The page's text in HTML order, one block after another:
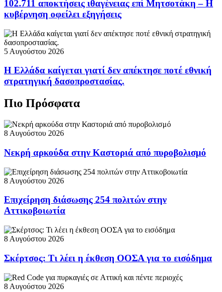
102.711 αποκτήσεις ιθαγένειας επί Μητσοτάκη – Η
κυβέρνηση οφείλει εξηγήσεις
5 Αυγούστου 2026
Η Ελλάδα καίγεται γιατί δεν απέκτησε ποτέ εθνική
στρατηγική δασοπροστασίας.
Πιο Πρόσφατα
8 Αυγούστου 2026
Νεκρή αρκούδα στην Καστοριά από πυροβολισμό
8 Αυγούστου 2026
Επιχείρηση διάσωσης 254 πολιτών στην
Αττικοβοιωτία
8 Αυγούστου 2026
Σκέρτσος: Τι λέει η έκθεση ΟΟΣΑ για το εισόδημα
8 Αυγούστου 2026